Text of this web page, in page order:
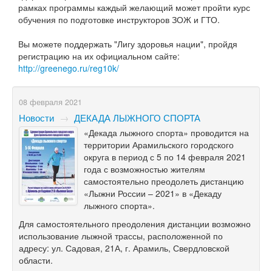
рамках программы каждый желающий может пройти курс
обучения по подготовке инструкторов ЗОЖ и ГТО.
Вы можете поддержать "Лигу здоровья нации", пройдя
регистрацию на их официальном сайте:
http://greenego.ru/reg10k/
08 февраля 2021
Новости → ДЕКАДА ЛЫЖНОГО СПОРТА
«Декада лыжного спорта» проводится на
территории Арамильского городского
округа в период с 5 по 14 февраля 2021
года с возможностью жителям
самостоятельно преодолеть дистанцию
«Лыжни России – 2021» в «Декаду
лыжного спорта».
Для самостоятельного преодоления дистанции возможно
использование лыжной трассы, расположенной по
адресу: ул. Садовая, 21А, г. Арамиль, Свердловской
области.